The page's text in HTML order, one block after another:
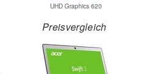
UHD Graphics 620
Preisvergleich